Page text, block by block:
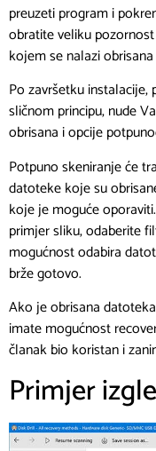
preuzeti program i
obratite veliku
kojem se nalazi
Po završetku
sličnom principu, nude
obrisana i opcije
Potpuno skeniranje će
datoteke koje su
koje je moguće
primjer sliku, odaberite
mogućnost odabira
brže gotovo.
Ako je obrisana
imate mogućnost
članak bio koristan i
Primjer